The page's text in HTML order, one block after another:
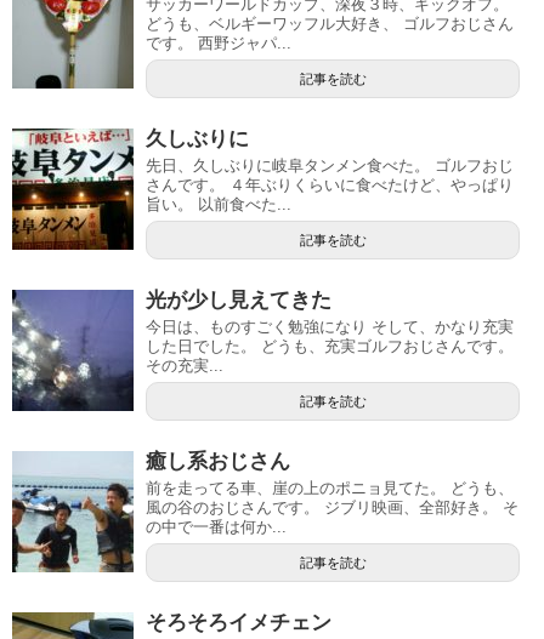
サッカーワールドカップ、深夜３時、キックオフ。
どうも、ベルギーワッフル大好き、 ゴルフおじさん
です。 西野ジャパ...
記事を読む
久しぶりに
先日、久しぶりに岐阜タンメン食べた。 ゴルフおじ
さんです。 ４年ぶりくらいに食べたけど、やっぱり
旨い。 以前食べた...
記事を読む
光が少し見えてきた
今日は、ものすごく勉強になり そして、かなり充実
した日でした。 どうも、充実ゴルフおじさんです。
その充実...
記事を読む
癒し系おじさん
前を走ってる車、崖の上のポニョ見てた。 どうも、
風の谷のおじさんです。 ジブリ映画、全部好き。 そ
の中で一番は何か...
記事を読む
そろそろイメチェン